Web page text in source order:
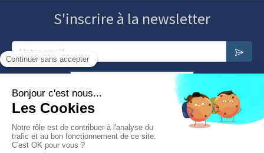
S'inscrire à la newsletter
Votre email
Annuaire des psychosomaticiens